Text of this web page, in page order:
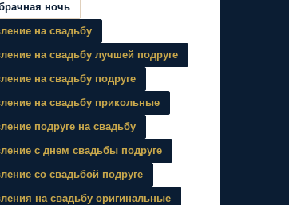
ночь
на свадьбу
на свадьбу лучшей подруге
на свадьбу подруге
на свадьбу прикольные
подруге на свадьбу
с днем свадьбы подруге
со свадьбой подруге
на свадьбу оригинальные